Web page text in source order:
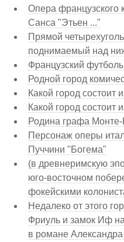
Опера французского
Санса "Этьен ..."
Прямой
поднимаемый над
Французский
Родной город
Какой город состоит
Какой город состоит
Родина графа Монте-
Персонаж оперы
Пуччини "Богема"
(в древнеримскую
юго-восточном
фокейскими
Недалеко от этого
Фриуль и замок Иф
в романе